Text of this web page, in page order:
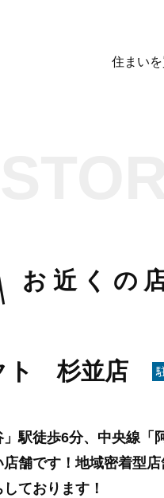
住まいを
お近くの
ト 杉並店
駅徒歩6分、中央線「
舗です！地域密着型
ております！